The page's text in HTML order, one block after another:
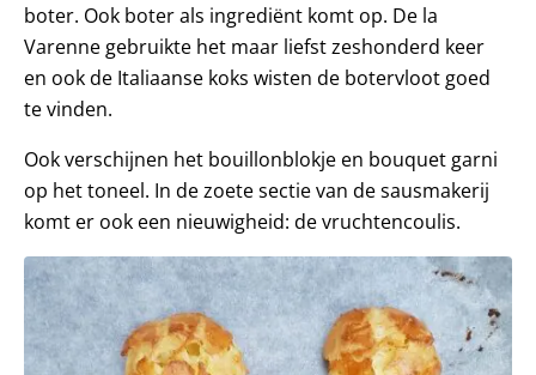
boter. Ook boter als ingrediënt komt op. De la
Varenne gebruikte het maar liefst zeshonderd keer
en ook de Italiaanse koks wisten de botervloot goed
te vinden.
Ook verschijnen het bouillonblokje en bouquet garni
op het toneel. In de zoete sectie van de sausmakerij
komt er ook een nieuwigheid: de vruchtencoulis.